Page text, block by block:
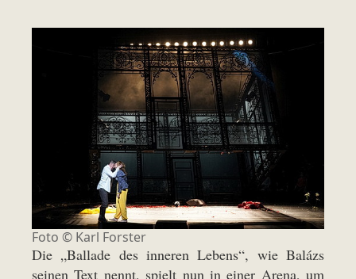
Foto © Karl Forster
Die „Ballade des inneren Lebens“, wie Balázs
seinen Text nennt, spielt nun in einer Arena, um